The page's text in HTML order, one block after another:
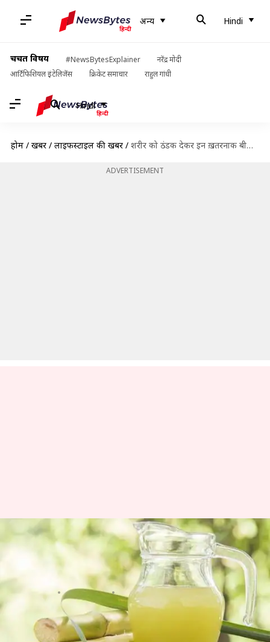
अन्य Hindi
चर्चित विषय #NewsBytesExplainer
नरेंद्र मोदी
आर्टिफिशियल इंटेलिजेंस
क्रिकेट समाचार राहुल गांधी
Hindi
होम / खबरें / लाइफस्टाइल की खबरें / शरीर को ठंडक देकर इन ख़तरनाक बीमारियों से भी बचाता है एक गिलास गन्ने का जूस
ADVERTISEMENT
शरीर को ठंडक देकर इन ख़तरनाक
बीमारियों से भी बचाता है एक गिलास
गन्ने का जूस
प्रदीप मौर्य Mar 29, 2019 03:38 pm
क्या है खबर?